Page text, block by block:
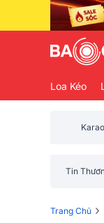
Loa Kéo
Tin
Trang Chủ ›